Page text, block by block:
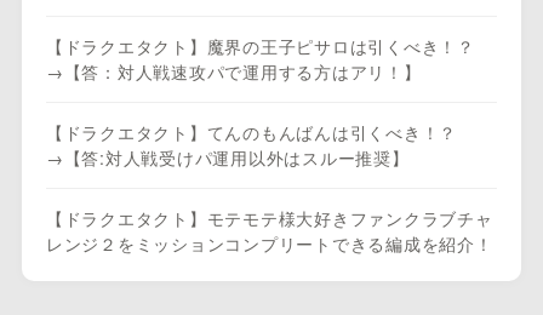
【ドラクエタクト】魔界の王子ピサロは引くべき！？
→【答：対人戦速攻パで運用する方はアリ！】
【ドラクエタクト】てんのもんばんは引くべき！？
→【答:対人戦受けパ運用以外はスルー推奨】
【ドラクエタクト】モテモテ様大好きファンクラブチャ
レンジ２をミッションコンプリートできる編成を紹介！